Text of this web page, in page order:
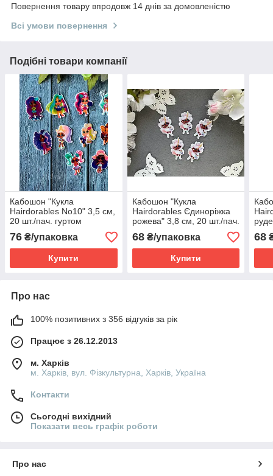
Повернення товару впродовж 14 днів за домовленістю
Всі умови повернення
Подібні товари компанії
Кабошон "Кукла
Hairdorables No10" 3,5 см,
20 шт./пач. гуртом
76 ₴/упаковка
Купити
Кабошон "Кукла
Hairdorables Єдиноріжка
рожева" 3,8 см, 20 шт./пач.
гуртом
68₴/упаковка
Купити
пач.
68
Про нас
100% позитивних з 356 відгуків за рік
Працює з 26.12.2013
м. Харків
м. Харків, вул. Фізкультурна, Харків, Україна
Контакти
Сьогодні вихідний
Показати весь графік роботи
Про нас